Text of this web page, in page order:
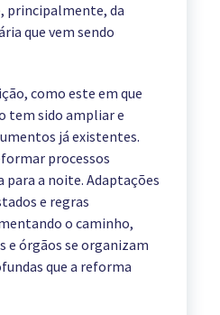
principalmente, da
que vem sendo
como este em que
tem sido ampliar e
já existentes.
processos
a noite. Adaptações
e regras
o caminho,
e órgãos se organizam
que a reforma